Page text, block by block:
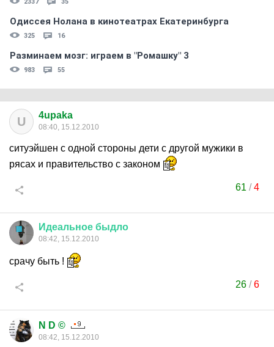
Одиссея Нолана в кинотеатрах Екатеринбурга
325 16
Разминаем мозг: играем в "Ромашку" 3
983 55
U 4upaka
08:40, 15.12.2010
ситуэйшен с одной стороны дети с другой мужики в
рясах и правительство с законом
61 /4
Идеальное быдло
08:42, 15.12.2010
срачу быть !
26 /6
N D ©
08:42, 15.12.2010